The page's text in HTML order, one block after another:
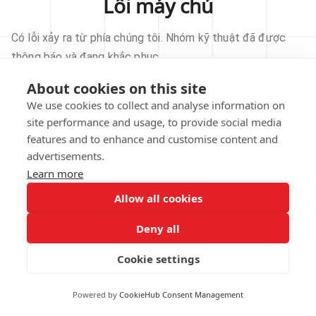
About cookies on this site
We use cookies to collect and analyse information on
site performance and usage, to provide social media
features and to enhance and customise content and
advertisements.
Learn more
Allow all cookies
Deny all
Cookie settings
Powered by CookieHub Consent Management
Lỗi máy chủ
Có lỗi xảy ra từ phía chúng tôi. Nhóm kỹ thuật đã được
thông báo và đang khắc phục.
THỬ LẠI
VỀ TRANG CHỦ
notified.